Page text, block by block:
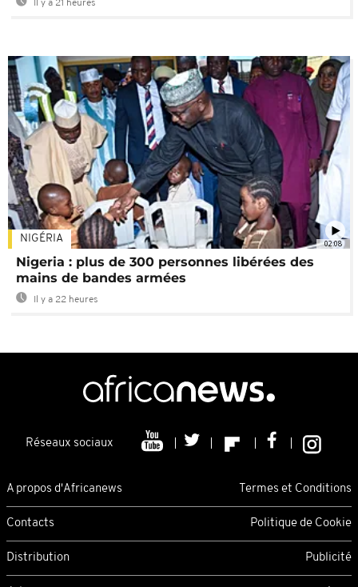
Il y a 21 heures
02:08
NIGÉRIA
Nigeria : plus de 300 personnes libérées des
mains de bandes armées
Il y a 22 heures
Réseaux sociaux
A propos d'Africanews Termes et Conditions
Contacts Politique de Cookie
Distribution Publicité